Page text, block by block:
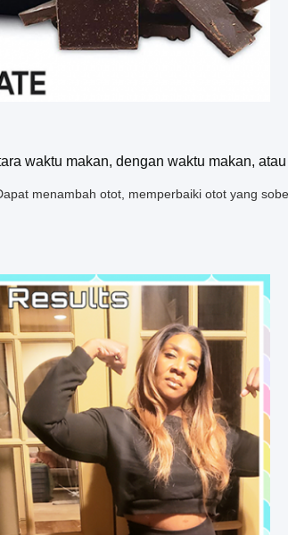
waktu makan, dengan waktu makan,
menambah otot, memperbaiki otot yang